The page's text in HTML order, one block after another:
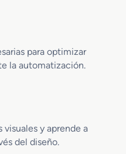
para optimizar
la automatización.
y aprende a
del diseño.